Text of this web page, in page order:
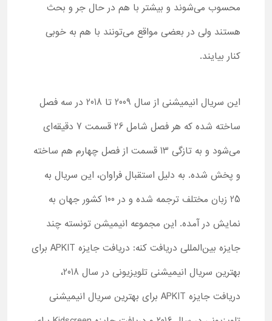
محسوب می‌شوند و بیشتر با هم در حال جر و بحث
هستند ولی در بعضی مواقع می‌تونند با هم به خوبی
کنار بیایند.
این سریال انیمیشنی از سال 2009 تا 2018 در سه فصل
ساخته شده که هر فصل شامل 26 قسمت 7 دقیقه‌ای
می‌شود و به تازگی 13 قسمت از فصل چهارم هم ساخته
و پخش شده. به دلیل استقبال فراوان، این سریال به
25 زبان مختلف ترجمه شده و در 100 کشور جهان به
نمایش در آمده. این مجموعه انیمیشن تونسته چند
جایزه بین‌المللی دریافت کنه: دریافت جایزه APKIT برای
بهترین سریال انیمیشنی تلویزیونی در سال 2018،
دریافت جایزه APKIT برای بهترین سریال انیمیشنی